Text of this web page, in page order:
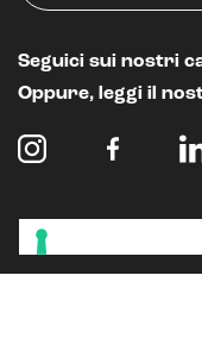
Seguici sui nostri
Oppure, leggi il